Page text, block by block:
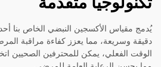
يُدمج مقياس الأكسجين النبضي الخاص بنا
دقيقة وسريعة، مما يعزز كفاءة مراقبة
الوقت الفعلي، يمكن للمحترفين الصحيين